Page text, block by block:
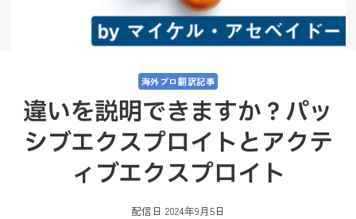
海外プロ翻訳記事
違いを説明できますか？パッ
シブエクスプロイトとアクテ
ィブエクスプロイト
配信日 2024年9月5日